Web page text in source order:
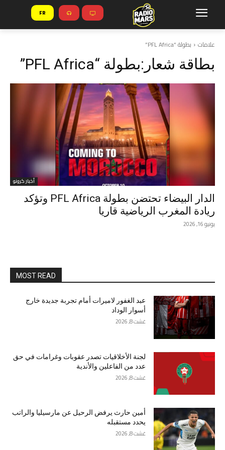
FR
علامات بطولة “PFL Africa”
بطاقة شعار:بطولة “PFL Africa”
أخبار كرونو
الدار البيضاء تحتضن بطولة PFL Africa وتؤكد
ريادة المغرب الرياضية قاريا
يونيو 16, 2026
MOST READ
عبد الغفور لاميرات أمام تجربة جديدة خارج
أسوار الوداد
غشت 8, 2026
لجنة الأخلاقيات تصدر عقوبات وغرامات في حق
عدد من الفاعلين والأندية
غشت 8, 2026
أمين حارث يرفض الرحيل عن مارسيليا والراتب
يحدد مستقبله
غشت 8, 2026